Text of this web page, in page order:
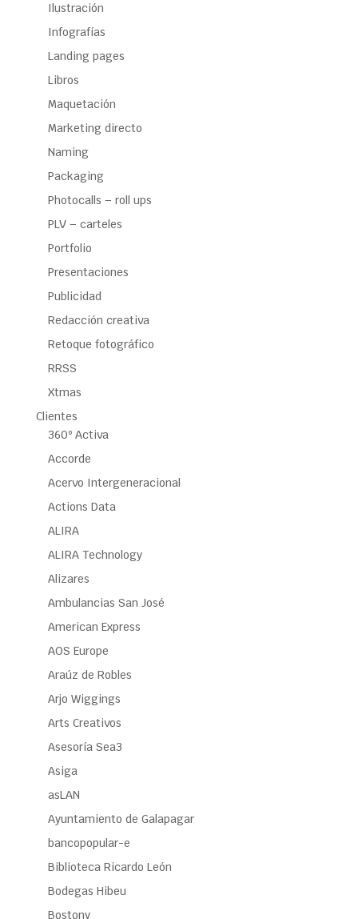
Ilustración
Infografías
Landing pages
Libros
Maquetación
Marketing directo
Naming
Packaging
Photocalls – roll ups
PLV – carteles
Portfolio
Presentaciones
Publicidad
Redacción creativa
Retoque fotográfico
RRSS
Xtmas
Clientes
360º Activa
Accorde
Acervo Intergeneracional
Actions Data
ALIRA
ALIRA Technology
Alizares
Ambulancias San José
American Express
AOS Europe
Araúz de Robles
Arjo Wiggings
Arts Creativos
Asesoría Sea3
Asiga
asLAN
Ayuntamiento de Galapagar
bancopopular-e
Biblioteca Ricardo León
Bodegas Hibeu
Bostony